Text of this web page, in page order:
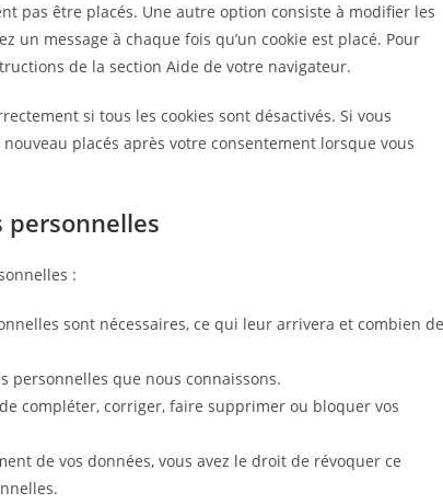
pas être placés. Une autre option consiste à modifier les
un message à chaque fois qu’un cookie est placé. Pour
de la section Aide de votre navigateur.
si tous les cookies sont désactivés. Si vous
placés après votre consentement lorsque vous
personnelles
:
sont nécessaires, ce qui leur arrivera et combien de
personnelles que nous connaissons.
compléter, corriger, faire supprimer ou bloquer vos
de vos données, vous avez le droit de révoquer ce